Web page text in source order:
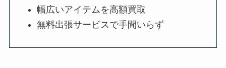
幅広いアイテムを高額買取
無料出張サービスで手間いらず